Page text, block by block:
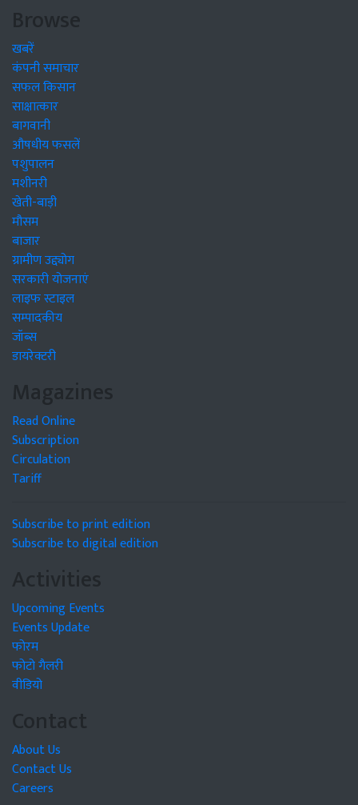
Browse
खबरें
कंपनी समाचार
सफल किसान
साक्षात्कार
बागवानी
औषधीय फसलें
पशुपालन
मशीनरी
खेती-बाड़ी
मौसम
बाजार
ग्रामीण उद्द्योग
सरकारी योजनाएं
लाइफ स्टाइल
सम्पादकीय
जॉब्स
डायरेक्टरी
Magazines
Read Online
Subscription
Circulation
Tariff
Subscribe to print edition
Subscribe to digital edition
Activities
Upcoming Events
Events Update
फोरम
फोटो गैलरी
वीडियो
Contact
About Us
Contact Us
Careers